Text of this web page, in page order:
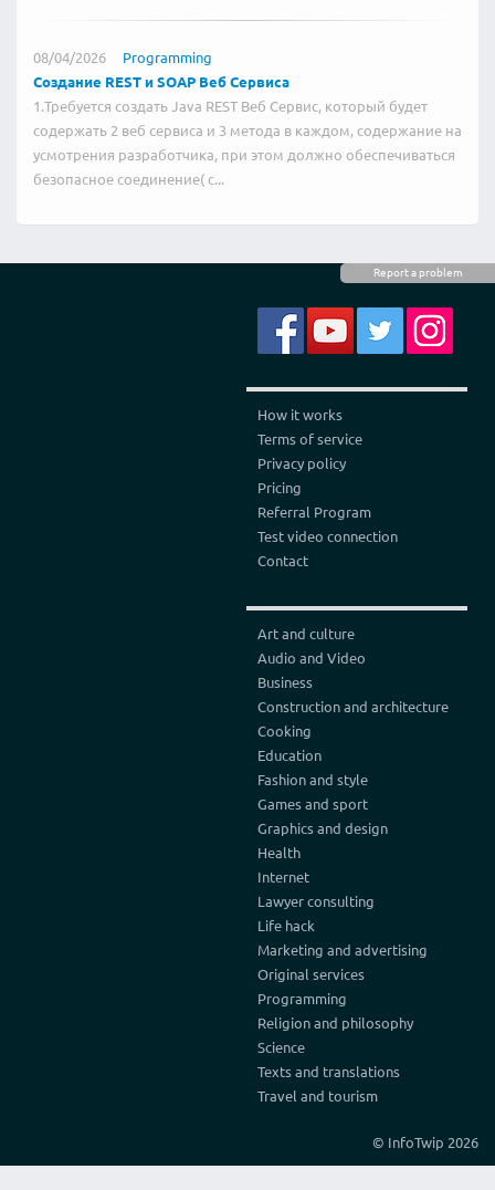
Report a problem
08/04/2026
Programming
Создание REST и SOAP Веб Сервиса
1.Требуется создать Java REST Веб Сервис, который будет
содержать 2 веб сервиса и 3 метода в каждом, содержание на
усмотрения разработчика, при этом должно обеспечиваться
безопасное соединение( с...
How it works
Terms of service
Privacy policy
Pricing
Referral Program
Test video connection
Contact
Art and culture
Audio and Video
Business
Construction and architecture
Cooking
Education
Fashion and style
Games and sport
Graphics and design
Health
Internet
Lawyer consulting
Life hack
Marketing and advertising
Original services
Programming
Religion and philosophy
Science
Texts and translations
Travel and tourism
© InfoTwip 2026